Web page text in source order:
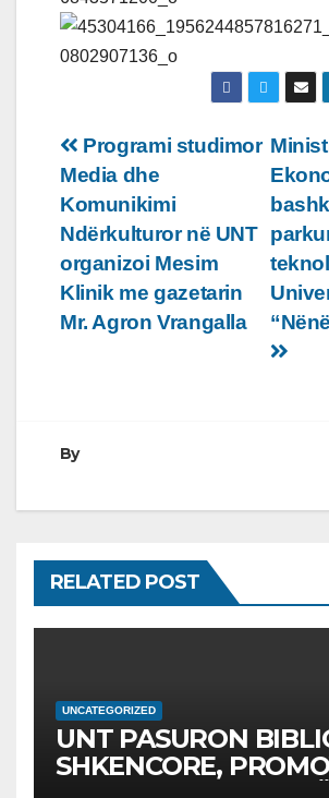
Lëvizje
te
postimet
Programi studimor
Media dhe
Komunikimi
Ndërkulturor në UNT
organizoi Mesim
Klinik me gazetarin
Mr. Agron Vrangalla
By
RELATED POST
UNCATEGORIZED
UNT PASURON
SHKENCORE,